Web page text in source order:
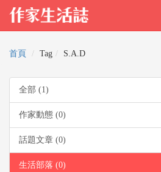
首頁 Tag S.A.D
全部 (1)
作家動態 (0)
話題文章 (0)
生活部落 (0)